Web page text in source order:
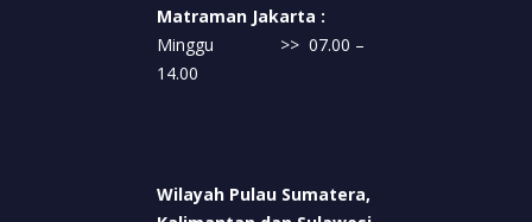
Jadi, fakta: kelebihan vitamin D dapat
meningkatkan risiko batu ginjal, namun bukan
Sahabat PRAMITA, jangan mudah percaya
Matraman Jakarta :
Minggu >> 07.00 –
14.00
Wilayah Pulau Sumatera,